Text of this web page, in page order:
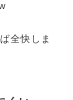
全快しま